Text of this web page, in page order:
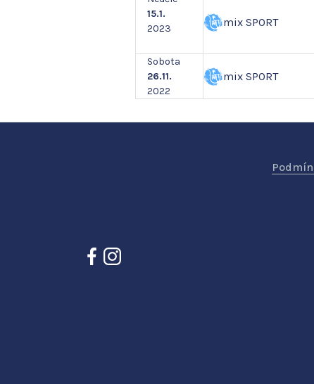
15.1.
2023
mix SPORT
Sobota
26.11.
2022
mix SPORT